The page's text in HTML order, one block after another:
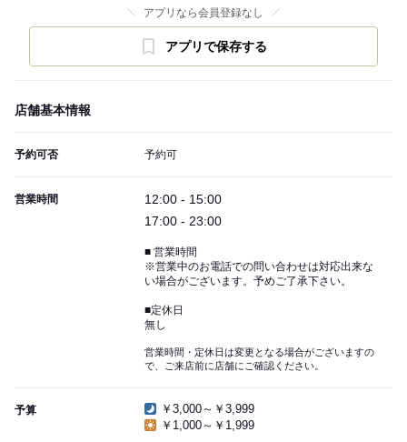
アプリなら会員登録なし
アプリで保存する
店舗基本情報
予約可否 予約可
営業時間
12:00 - 15:00
17:00 - 23:00
■ 営業時間
※営業中のお電話での問い合わせは対応出来な
い場合がございます。予めご了承下さい。
■定休日
無し
営業時間・定休日は変更となる場合がございますの
で、ご来店前に店舗にご確認ください。
予算
￥3,000～￥3,999
￥1,000～￥1,999